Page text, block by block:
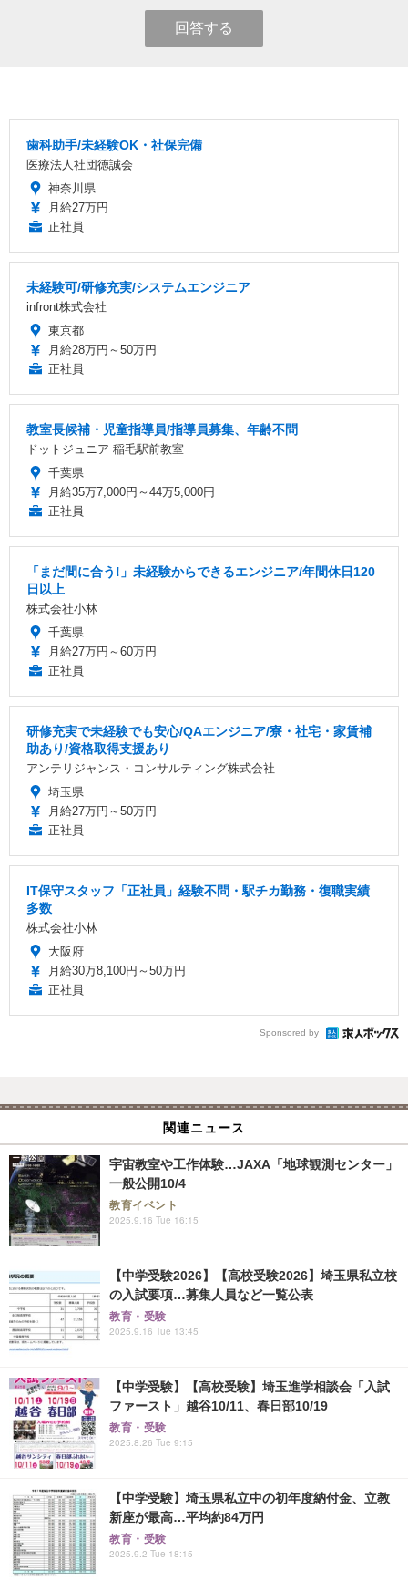
回答する
歯科助手/未経験OK・社保完備
医療法人社団徳誠会
神奈川県
月給27万円
正社員
未経験可/研修充実/システムエンジニア
infront株式会社
東京都
月給28万円～50万円
正社員
教室長候補・児童指導員/指導員募集、年齢不問
ドットジュニア 稲毛駅前教室
千葉県
月給35万7,000円～44万5,000円
正社員
「まだ間に合う!」未経験からできるエンジニア/年間休日120
日以上
株式会社小林
千葉県
月給27万円～60万円
正社員
研修充実で未経験でも安心/QAエンジニア/寮・社宅・家賃補
助あり/資格取得支援あり
アンテリジャンス・コンサルティング株式会社
埼玉県
月給27万円～50万円
正社員
IT保守スタッフ「正社員」経験不問・駅チカ勤務・復職実績
多数
株式会社小林
大阪府
月給30万8,100円～50万円
正社員
Sponsored by
関連ニュース
宇宙教室や工作体験…JAXA「地球観測センター」
一般公開10/4
教育イベント
2025.9.16 Tue 16:15
【中学受験2026】【高校受験2026】埼玉県私立校
の入試要項…募集人員など一覧公表
教育・受験
2025.9.16 Tue 13:45
【中学受験】【高校受験】埼玉進学相談会「入試
ファースト」越谷10/11、春日部10/19
教育・受験
2025.8.26 Tue 9:15
【中学受験】埼玉県私立中の初年度納付金、立教
新座が最高…平均約84万円
教育・受験
2025.9.2 Tue 18:15